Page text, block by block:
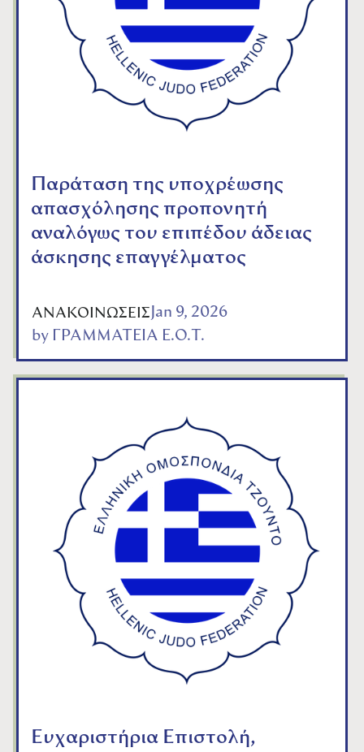
Παράταση της υποχρέωσης
απασχόλησης προπονητή
αναλόγως του επιπέδου άδειας
άσκησης επαγγέλματος
ΑΝΑΚΟΙΝΩΣΕΙΣ Jan 9, 2026
by ΓΡΑΜΜΑΤΕΙΑ Ε.Ο.Τ.
Ευχαριστήρια Επιστολή,